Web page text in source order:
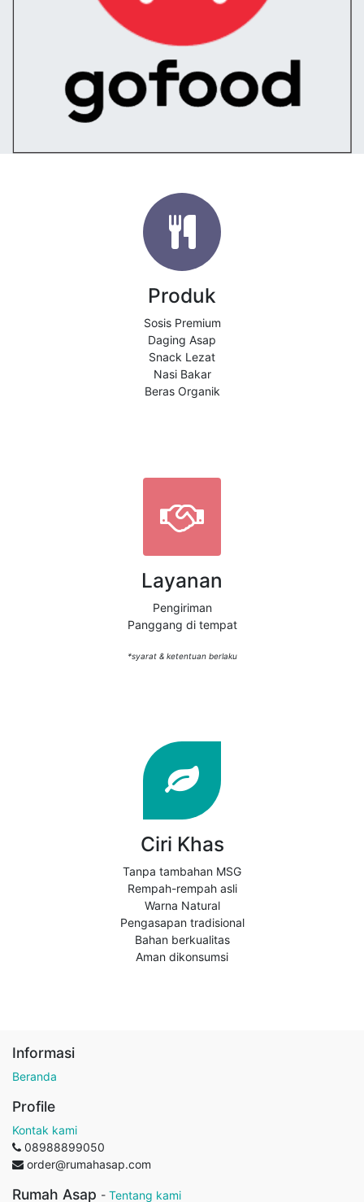
Produk
Sosis Premium
Daging Asap
Snack Lezat
Nasi Bakar
Beras Organik
Layanan
Pengiriman
Panggang di tempat
*syarat & ketentuan berlaku
Ciri Khas
Tanpa tambahan MSG
Rempah-rempah asli
Warna Natural
Pengasapan tradisional
Bahan berkualitas
Aman dikonsumsi
Informasi
Beranda
Profile
Kontak kami
08988899050
order@rumahasap.com
Rumah Asap - Tentang kami